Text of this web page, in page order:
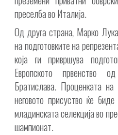
преселба во Италија.
Од друга страна, Марко
на подготовките на
која ги привршува
Европското првенство
Братислава. Проценката
неговото присуство ќе
младинската селекција во
шампионат.